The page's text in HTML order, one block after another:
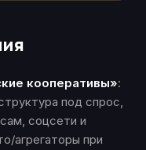
кооперативы»:
под спрос,
соцсети и
агрегаторы при